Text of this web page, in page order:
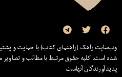
وب‌سایت راهک (راهنمای کتاب) با حمایت و
شده است. کلیه حقوق مرتبط با مطالب و
پدیدآورندگان آنهاست